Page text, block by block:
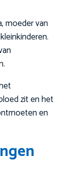
moeder van
zit en het
en